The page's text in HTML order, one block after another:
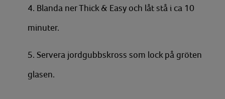
4. Blanda ner Thick & Easy och låt stå i ca 10
minuter.
5. Servera jordgubbskross som lock på gröten
glasen.